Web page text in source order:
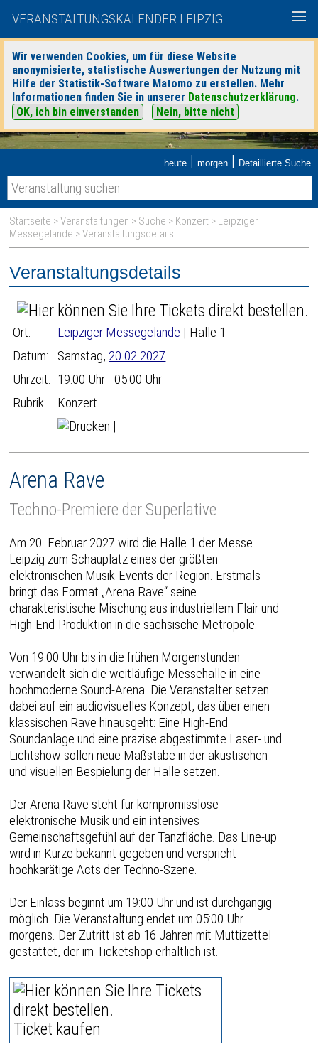
VERANSTALTUNGSKALENDER LEIPZIG
Wir verwenden Cookies, um für diese Website
anonymisierte, statistische Auswertungen der Nutzung mit
Hilfe der Statistik-Software Matomo zu erstellen. Mehr
Informationen finden Sie in unserer Datenschutzerklärung.
OK, ich bin einverstanden
Nein, bitte nicht
heute | morgen | Detaillierte Suche
Startseite >Veranstaltungen > Suche > Konzert > Leipziger
Messegelände > Veranstaltungsdetails
Veranstaltungsdetails
Ort: Leipziger Messegelände | Halle 1
Datum:
Samstag, 20.02.2027
Uhrzeit: 19:00 Uhr - 05:00 Uhr
Rubrik:
Konzert
|
Arena Rave
Techno-Premiere der Superlative
Am 20. Februar 2027 wird die Halle 1 der Messe
Leipzig zum Schauplatz eines der größten
elektronischen Musik-Events der Region. Erstmals
bringt das Format „Arena Rave“ seine
charakteristische Mischung aus industriellem Flair und
High-End-Produktion in die sächsische Metropole.
Von 19:00 Uhr bis in die frühen Morgenstunden
verwandelt sich die weitläufige Messehalle in eine
hochmoderne Sound-Arena. Die Veranstalter setzen
dabei auf ein audiovisuelles Konzept, das über einen
klassischen Rave hinausgeht: Eine High-End
Soundanlage und eine präzise abgestimmte Laser- und
Lichtshow sollen neue Maßstäbe in der akustischen
und visuellen Bespielung der Halle setzen.
Der Arena Rave steht für kompromisslose
elektronische Musik und ein intensives
Gemeinschaftsgefühl auf der Tanzfläche. Das Line-up
wird in Kürze bekannt gegeben und verspricht
hochkarätige Acts der Techno-Szene.
Der Einlass beginnt um 19:00 Uhr und ist durchgängig
möglich. Die Veranstaltung endet um 05:00 Uhr
morgens. Der Zutritt ist ab 16 Jahren mit Muttizettel
gestattet, der im Ticketshop erhältlich ist.
Ticket kaufen